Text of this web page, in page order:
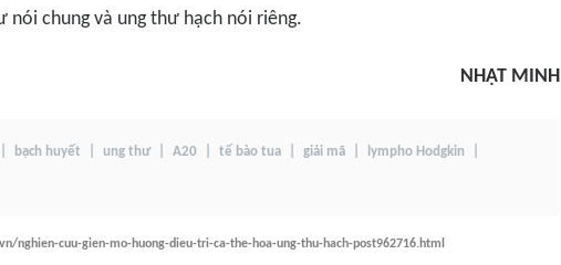
nói chung và ung thư hạch nói riêng.
NHẬT MINH
bạch huyết ung thư A20 tế bào tua giải mã lympho Hodgkin
nghien-cuu-gien-mo-huong-dieu-tri-ca-the-hoa-ung-thu-hach-post962716.html